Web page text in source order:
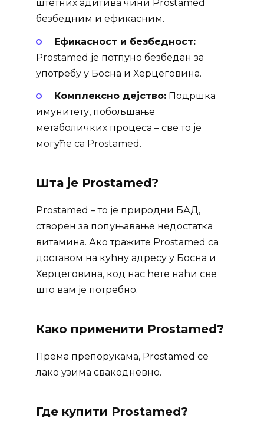
штетних адитива чини Prostamed
безбедним и ефикасним.
Ефикасност и безбедност:
Prostamed је потпуно безбедан за
употребу у Босна и Херцеговина.
Комплексно дејство: Подршка
имунитету, побољшање
метаболичких процеса – све то је
могуће са Prostamed.
Шта је Prostamed?
Prostamed – то је природни БАД,
створен за попуњавање недостатка
витамина. Ако тражите Prostamed са
доставом на кућну адресу у Босна и
Херцеговина, код нас ћете наћи све
што вам је потребно.
Како применити Prostamed?
Према препорукама, Prostamed се
лако узима свакодневно.
Где купити Prostamed?